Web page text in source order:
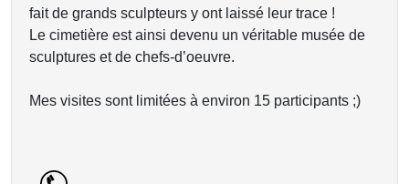
fait de grands sculpteurs y ont laissé leur trace !
Le cimetière est ainsi devenu un véritable musée de
sculptures et de chefs-d’oeuvre.
Mes visites sont limitées à environ 15 participants ;)